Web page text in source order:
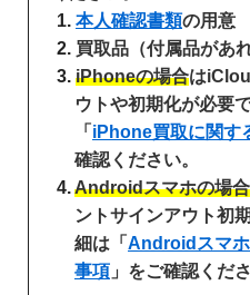
本人確認書類の用意
買取品（付属品があ
iPhoneの場合は
ウトや初期化が必要
「 iPhone買取に関す
確認ください。
Androidスマホの場合
ントサインアウト初
細は「 Androidスマ
事項 」をご確認くださ